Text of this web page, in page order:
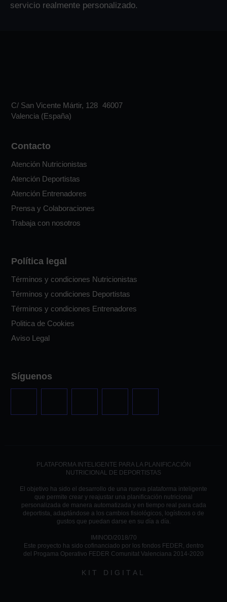
servicio realmente personalizado.
C/ San Vicente Mártir, 128 46007
Valencia (España)
Contacto
Atención Nutricionistas
Atención Deportistas
Atención Entrenadores
Prensa y Colaboraciones
Trabaja con nosotros
Política legal
Términos y condiciones Nutricionistas
Términos y condiciones Deportistas
Términos y condiciones Entrenadores
Politica de Cookies
Aviso Legal
Síguenos
PLATAFORMA INTELIGENTE PARA LA PLANIFICACIÓN
NUTRICIONAL DE DEPORTISTAS
El objetivo ha sido el desarrollo de una nueva plataforma inteligente
que permite crear y reajustar una planificación nutricional
personalizada de manera automatizada y en tiempo real para cada
deportista, adaptándose a los cambios fisiológicos, logísticos o de
gustos que puedan darse en su día a día.
IMINOD/2018/70
Este proyecto ha sido cofinanciado por los fondos FEDER, dentro
del Progama Operativo FEDER Comunitat Valenciana 2014-2020
KIT DIGITAL